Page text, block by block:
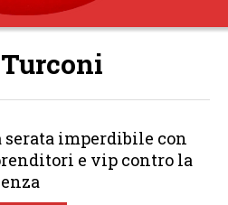
serata imperdibile con
e vip contro la